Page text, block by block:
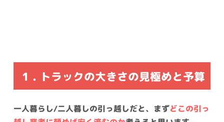
1 . トラックの大きさの見極めと予算
一人暮らし/二人暮しの引っ越しだと、まずどこの引っ